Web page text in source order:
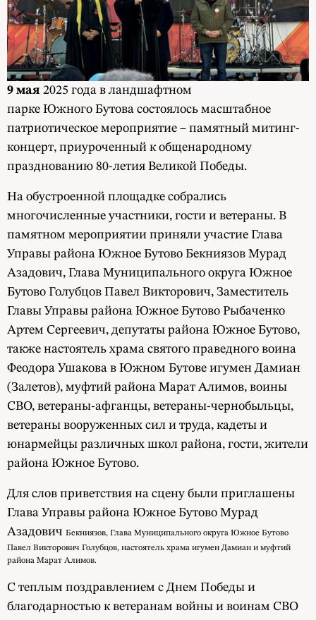
9 мая 2025 года в ландшафтном
парке Южного Бутова состоялось масштабное
патриотическое мероприятие – памятный митинг-
концерт, приуроченный к общенародному
празднованию 80-летия Великой Победы.
На обустроенной площадке собрались
многочисленные участники, гости и ветераны. В
памятном мероприятии приняли участие Глава
Управы района Южное Бутово Бекниязов Мурад
Азадович, Глава Муниципального округа Южное
Бутово Голубцов Павел Викторович, Заместитель
Главы Управы района Южное Бутово Рыбаченко
Артем Сергеевич, депутаты района Южное Бутово,
также настоятель храма святого праведного воина
Феодора Ушакова в Южном Бутове игумен Дамиан
(Залетов), муфтий района Марат Алимов, воины
СВО, ветераны-афганцы, ветераны-чернобыльцы,
ветераны вооруженных сил и труда, кадеты и
юнармейцы различных школ района, гости, жители
района Южное Бутово.
Для слов приветствия на сцену были приглашены
Глава Управы района Южное Бутово Мурад
Азадович Бекниязов, Глава Муниципального округа Южное Бутово
Павел Викторович Голубцов, настоятель храма игумен Дамиан и муфтий
района Марат Алимов.
С теплым поздравлением с Днем Победы и
благодарностью к ветеранам войны и воинам СВО